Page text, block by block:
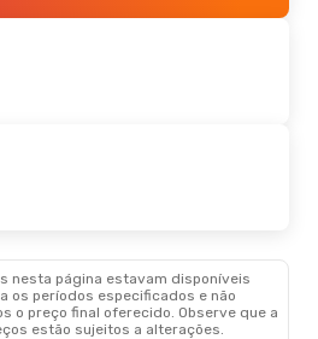
De Set.
nesta página estavam disponíveis
os períodos especificados e não
o preço final oferecido. Observe que a
estão sujeitos a alterações.